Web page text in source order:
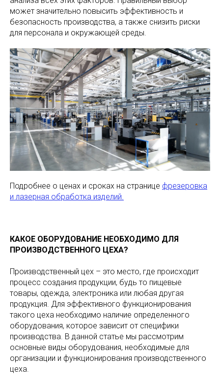
может значительно повысить эффективность и
безопасность производства, а также снизить риски
для персонала и окружающей среды.
Подробнее о ценах и сроках на странице фрезеровка
и лазерная обработка изделий.
КАКОЕ ОБОРУДОВАНИЕ НЕОБХОДИМО ДЛЯ
ПРОИЗВОДСТВЕННОГО ЦЕХА?
Производственный цех – это место, где происходит
процесс создания продукции, будь то пищевые
товары, одежда, электроника или любая другая
продукция. Для эффективного функционирования
такого цеха необходимо наличие определенного
оборудования, которое зависит от специфики
производства. В данной статье мы рассмотрим
основные виды оборудования, необходимые для
организации и функционирования производственного
цеха.